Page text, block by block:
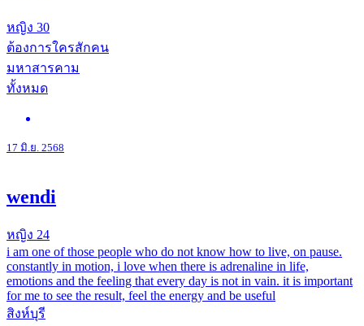
หญิง 30
ต้องการใครสักคน
มหาสารคาม
ทั้งหมด
17 มิ.ย. 2568
wendi
หญิง 24
i am one of those people who do not know how to live, on pause.
constantly in motion, i love when there is adrenaline in life,
emotions and the feeling that every day is not in vain. it is important
for me to see the result, feel the energy and be useful
สิงห์บุรี